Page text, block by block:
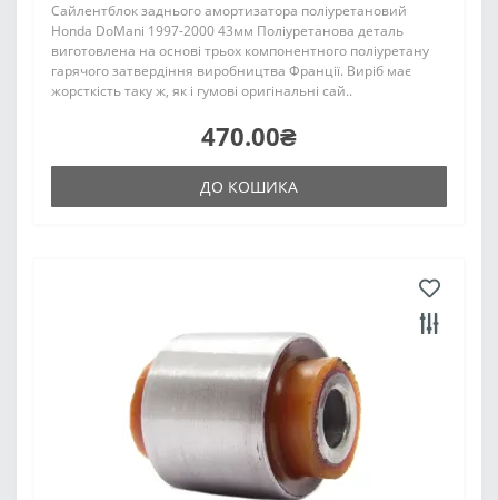
Сайлентблок заднього амортизатора поліуретановий
Honda DoMani 1997-2000 43мм Поліуретанова деталь
виготовлена на основі трьох компонентного поліуретану
гарячого затвердіння виробництва Франції. Виріб має
жорсткість таку ж, як і гумові оригінальні сай..
470.00₴
ДО КОШИКА